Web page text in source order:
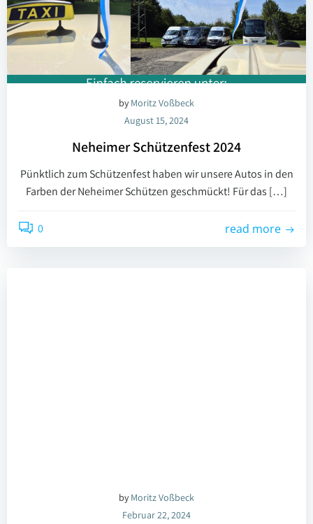
by Moritz Voßbeck
August 15, 2024
Neheimer Schützenfest 2024
Pünktlich zum Schützenfest haben wir unsere Autos in den
Farben der Neheimer Schützen geschmückt! Für das […]
0 read more
by Moritz Voßbeck
Februar 22, 2024